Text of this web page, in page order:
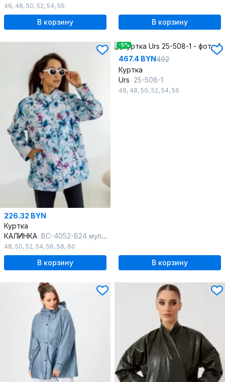
46, 48, 50, 52, 54, 56
В корзину В корзину
226.32 BYN
Куртка
КАЛИНКА ВС-4052-В24 мультиколор
48, 50, 52, 54, 56, 58, 60
В корзину
-5%
467.4 BYN492
Куртка
Urs 25-508-1
46, 48, 50, 52, 54, 56
В корзину